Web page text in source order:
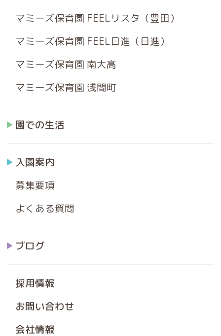
マミーズ保育園 FEELリスタ（豊田）
マミーズ保育園 FEEL日進（日進）
マミーズ保育園 南大高
マミーズ保育園 浅間町
園での生活
入園案内
募集要項
よくある質問
ブログ
採用情報
お問い合わせ
会社情報